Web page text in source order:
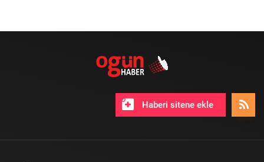
Haberi sitene ekle